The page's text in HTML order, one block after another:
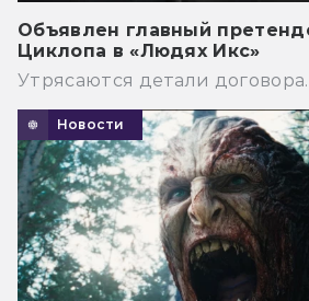
Объявлен главный
Циклопа в «Людях Икс»
Утрясаются детали договора.
Новости